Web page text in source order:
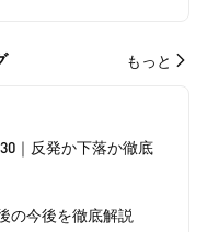
もっと
｜反発か下落か徹底
の今後を徹底解説